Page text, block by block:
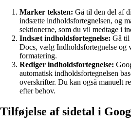
Marker teksten: Gå til den del af
indsætte indholdsfortegnelsen, og
sektionerne, som du vil medtage i
Indsæt indholdsfortegnelse: Gå til
Docs, vælg Indholdsfortegnelse og
formatering.
Rediger indholdsfortegnelse:
automatisk indholdsfortegnelsen
overskrifter. Du kan også manuelt
efter behov.
Tilføjelse af sidetal i